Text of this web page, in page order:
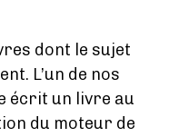
dont le sujet
L’un de nos
écrit un livre au
du moteur de